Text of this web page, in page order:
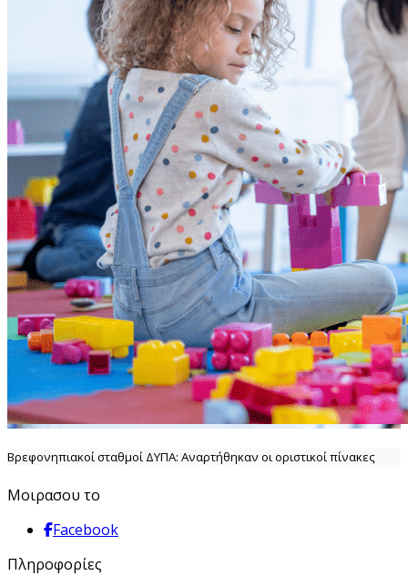
Βρεφονηπιακοί σταθμοί ΔΥΠΑ: Αναρτήθηκαν οι οριστικοί πίνακες
Μοιρασου το
Facebook
Πληροφορίες